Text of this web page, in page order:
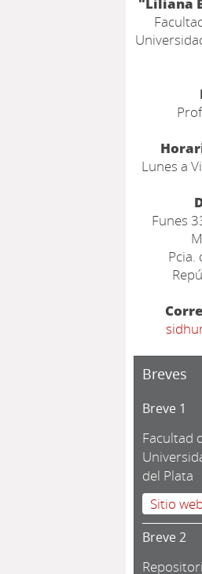
Lunes a
Funes
Pcia.
Breves
Breve 1
Facultad
del Plata
Sitio
Breve 2